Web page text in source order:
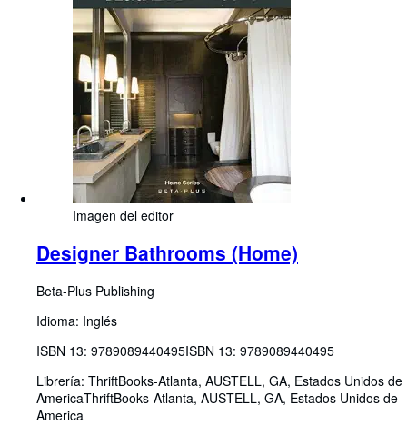
Imagen del editor
Designer Bathrooms (Home)
Beta-Plus Publishing
Idioma: Inglés
ISBN 13: 9789089440495ISBN 13: 9789089440495
Librería: ThriftBooks-Atlanta, AUSTELL, GA, Estados Unidos de
AmericaThriftBooks-Atlanta, AUSTELL, GA, Estados Unidos de
America